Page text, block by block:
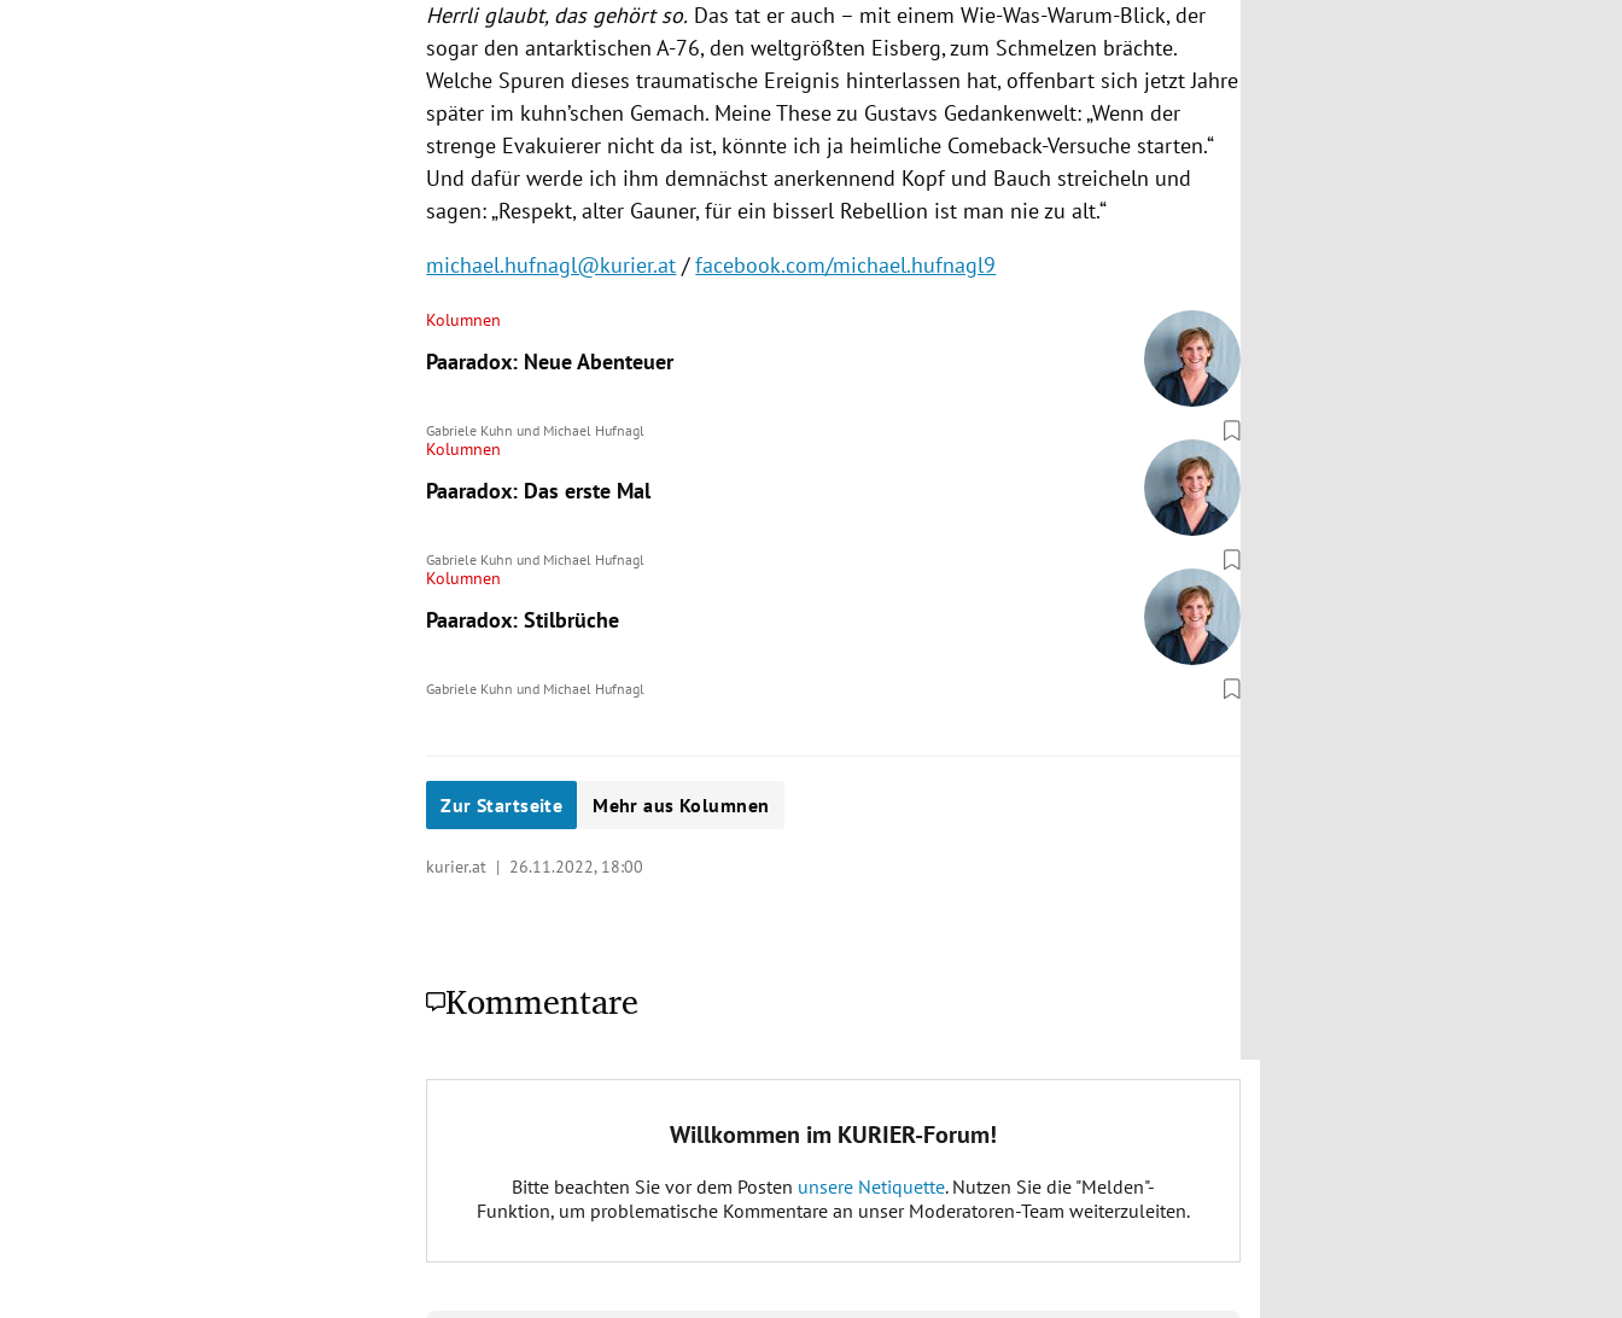
Herrli glaubt, das gehört so. Das tat er auch – mit einem Wie-Was-Warum-Blick, der
sogar den antarktischen A-76, den weltgrößten Eisberg, zum Schmelzen brächte.
Welche Spuren dieses traumatische Ereignis hinterlassen hat, offenbart sich jetzt Jahre
später im kuhn’schen Gemach. Meine These zu Gustavs Gedankenwelt: „Wenn der
strenge Evakuierer nicht da ist, könnte ich ja heimliche Comeback-Versuche starten.“
Und dafür werde ich ihm demnächst anerkennend Kopf und Bauch streicheln und
sagen: „Respekt, alter Gauner, für ein bisserl Rebellion ist man nie zu alt.“
michael.hufnagl@kurier.at /facebook.com/michael.hufnagl9
Kolumnen
Paaradox: Neue Abenteuer
Gabriele Kuhn und Michael Hufnagl
Kolumnen
Paaradox: Das erste Mal
Gabriele Kuhn und Michael Hufnagl
Kolumnen
Paaradox: Stilbrüche
Gabriele Kuhn und Michael Hufnagl
Zur Startseite Mehr aus Kolumnen
kurier.at | 26.11.2022, 18:00
Kommentare